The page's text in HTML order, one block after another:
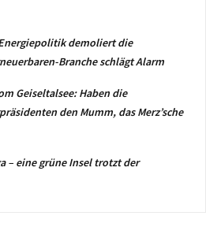
demoliert die
Branche schlägt Alarm
Geiseltalsee: Haben die
den Mumm, das Merz’sche
– eine grüne Insel trotzt der